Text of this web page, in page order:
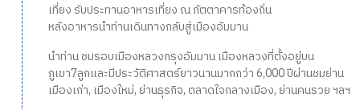
เที่ยง รับประทานอาหารเที่ยง ณ ภัตตาคารท้องถิ่น
หลังอาหารนำท่านเดินทางกลับสู่เมืองอัมมาน
นำท่าน ชมรอบเมืองหลวงกรุงอัมมาน เมืองหลวงที่ตั้งอยู่บน
ภูเขา7ลูกและมีประวัติศาสตร์ยาวนานมากกว่า 6,000 ปีผ่านชมย่าน
เมืองเก่า, เมืองใหม่, ย่านธุรกิจ, ตลาดใจกลางเมือง, ย่านคนรวย ฯลฯ